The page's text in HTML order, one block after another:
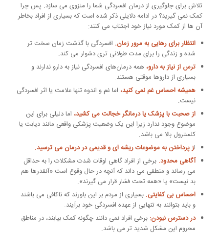
تلاش برای جلوگیری از درمان افسردگی شما را منزوی می سازد. پس چرا
کمک نمی گیرید؟ در ادامه دلایلی ذکر شده است که بسیاری از افراد بخاطر
آن ها از کمک مورد نیاز خود اجتناب می کنند:
انتظار برای رهایی به مرور زمان. افسردگی با گذشت زمان سخت تر
شده و زندگی را برای مدت طولانی تری دشوار می کند.
ترس از نیاز به دارو، همه درمان‌های افسردگی نیاز به دارو ندارند و
بسیاری از داروها موقتی هستند.
همیشه احساس غم نمی کنید، اما غم و اندوه تنها علامت یا اثر افسردگی
نیست.
از صحبت با پزشک یا درمانگر خجالت می کشید، اما دلیلی برای این
موضوع وجود ندارد زیرا این یک وضعیت پزشکی واقعی مانند دیابت یا
کلسترول بالا می باشد.
از پرداختن به موضوعات ریشه ای و قدیمی در درمان می ترسید.
آگاهی محدود. برخی از افراد گاهی اوقات شدت مشکلات را به حداقل
می رساند و منطقی می داند که آنچه در حال وقوع است «آنقدرها هم
بد نیست» یا «همه تحت فشار قرار می گیرند».
احساس بی کفایتی. بسیاری از مردم بر این باورند که ناکافی می باشند
و باید بتوانند به تنهایی از عهده افسردگی خود برآیند.
در دسترس نبودن: برخی افراد نمی دانند چگونه کمک بیابند، در مناطق
محروم این مشکل شدید تر می باشد.